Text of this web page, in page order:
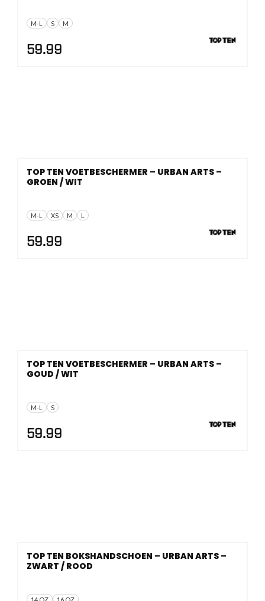
M-L S M
59.99
M-L XS M L
TOP TEN VOETBESCHERMER – URBAN ARTS –
GROEN / WIT
59.99
M-L S
TOP TEN VOETBESCHERMER – URBAN ARTS –
GOUD / WIT
59.99
14 OZ 16 OZ
TOP TEN BOKSHANDSCHOEN – URBAN ARTS –
ZWART / ROOD